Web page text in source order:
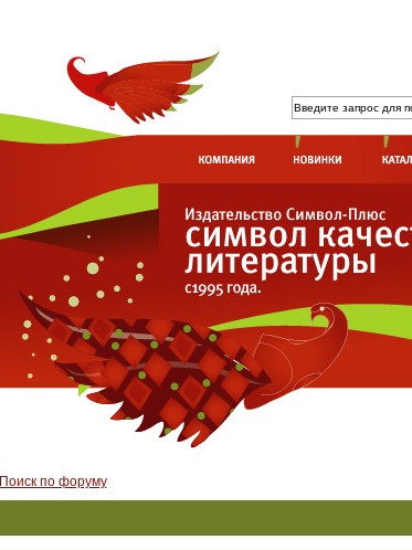
Поиск по форуму